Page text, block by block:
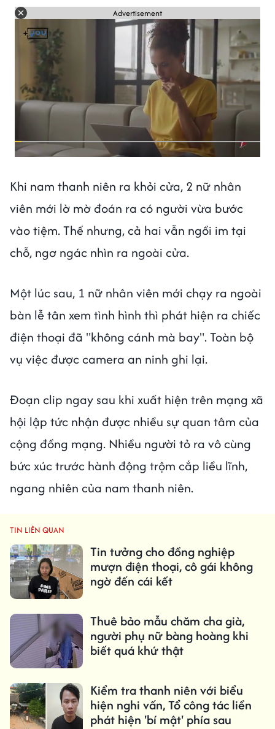
Advertisement
Khi nam thanh niên ra khỏi cửa, 2 nữ nhân
viên mới lờ mờ đoán ra có người vừa bước
vào tiệm. Thế nhưng, cả hai vẫn ngồi im tại
chỗ, ngơ ngác nhìn ra ngoài cửa.
Một lúc sau, 1 nữ nhân viên mới chạy ra ngoài
bàn lễ tân xem tình hình thì phát hiện ra chiếc
điện thoại đã "không cánh mà bay". Toàn bộ
vụ việc được camera an ninh ghi lại.
Đoạn clip ngay sau khi xuất hiện trên mạng xã
hội lập tức nhận được nhiều sự quan tâm của
cộng đồng mạng. Nhiều người tỏ ra vô cùng
bức xúc trước hành động trộm cắp liều lĩnh,
ngang nhiên của nam thanh niên.
TIN LIÊN QUAN
Tin tưởng cho đồng nghiệp
mượn điện thoại, cô gái không
ngờ đến cái kết
Thuê bảo mẫu chăm cha già,
người phụ nữ bàng hoàng khi
biết quá khứ thật
Kiểm tra thanh niên với biểu
hiện nghi vấn, Tổ công tác liền
phát hiện 'bí mật' phía sau